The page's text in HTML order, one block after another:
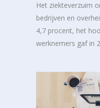
Het ziekteverzuim
bedrijven en
4,7 procent, het
werknemers gaf in